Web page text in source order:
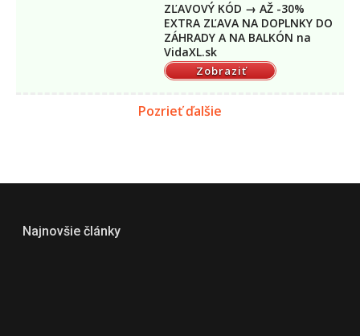
ZĽAVOVÝ KÓD → AŽ -30%
EXTRA ZĽAVA NA DOPLNKY DO
ZÁHRADY A NA BALKÓN na
VidaXL.sk
Zobraziť
Pozrieť ďalšie
Najnovšie články